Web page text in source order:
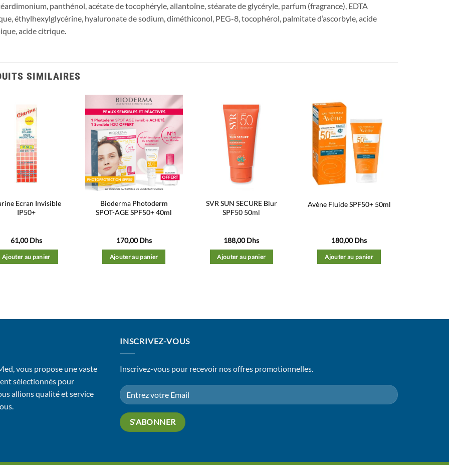
panthénol, acétate de tocophéryle, allantoïne, stéarate de glycéryle, parfum (fragrance), EDTA
éthylhexylglycérine, hyaluronate de sodium, diméthiconol, PEG-8, tocophérol, palmitate d’ascorbyle, acide
acide citrique.
SIMILAIRES
Ecran Invisible
IP50+
61,00Dhs
Ajouter au panier
Ajouter
à la liste
d’envies
Bioderma Photoderm
SPOT-AGE SPF50+ 40ml
170,00Dhs
Ajouter au panier
SVR SUN SECURE Blur
SPF50 50ml
188,00Dhs
Ajouter au panier
Ajouter
à la liste
d’envies
Avène Fluide SPF50+ 50ml
180,00Dhs
Ajouter au panier
vous propose une vaste
sélectionnés pour
allions qualité et service
INSCRIVEZ-VOUS
Inscrivez-vous pour recevoir nos offres promotionnelles.